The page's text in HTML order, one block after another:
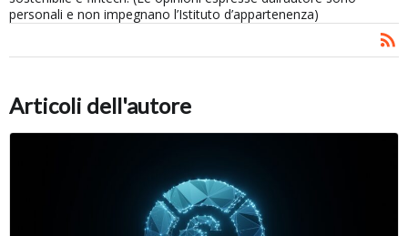
personali e non impegnano l’Istituto d’appartenenza)
Articoli dell'autore